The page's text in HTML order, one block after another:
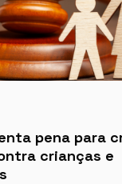
pena para
crianças e